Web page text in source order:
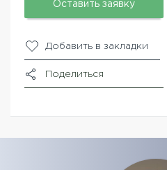
Оставить заявку
Добавить в закладки
Поделиться